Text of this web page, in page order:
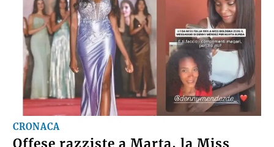
CRONACA